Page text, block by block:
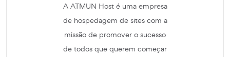
A ATMUN Host é uma empresa
de hospedagem de sites com a
missão de promover o sucesso
de todos que querem começar